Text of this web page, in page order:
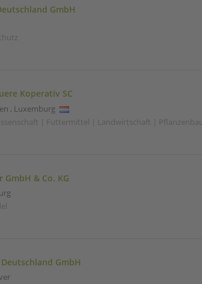
GmbH
Koperativ SC
, Luxemburg
| Futtermittel | Landwirtschaft | Pflanzenbau
GmbH & Co. KG
GmbH